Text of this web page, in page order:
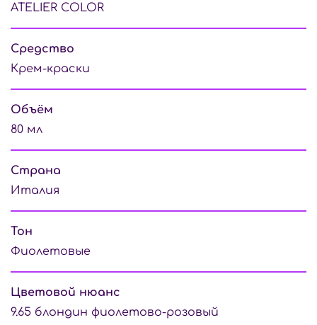
ATELIER COLOR
Средство
Крем-краски
Объём
80 мл
Страна
Италия
Тон
Фиолетовые
Цветовой нюанс
9.65 блондин фиолетово-розовый